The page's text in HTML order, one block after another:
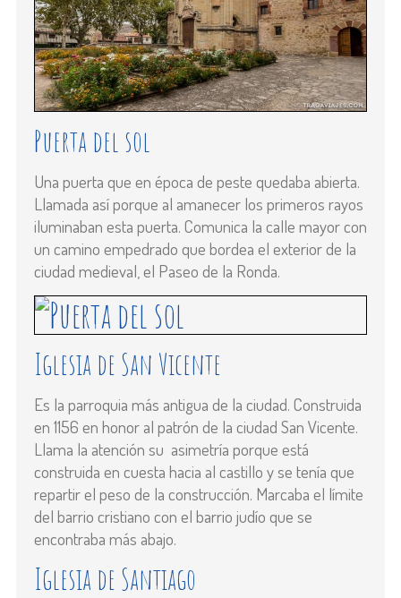
Puerta del sol
Una puerta que en época de peste quedaba abierta.
Llamada así porque al amanecer los primeros rayos
iluminaban esta puerta. Comunica la calle mayor con
un camino empedrado que bordea el exterior de la
ciudad medieval, el Paseo de la Ronda.
Iglesia de San Vicente
Es la parroquia más antigua de la ciudad. Construida
en 1156 en honor al patrón de la ciudad San Vicente.
Llama la atención su asimetría porque está
construida en cuesta hacia al castillo y se tenía que
repartir el peso de la construcción. Marcaba el límite
del barrio cristiano con el barrio judío que se
encontraba más abajo.
Iglesia de Santiago